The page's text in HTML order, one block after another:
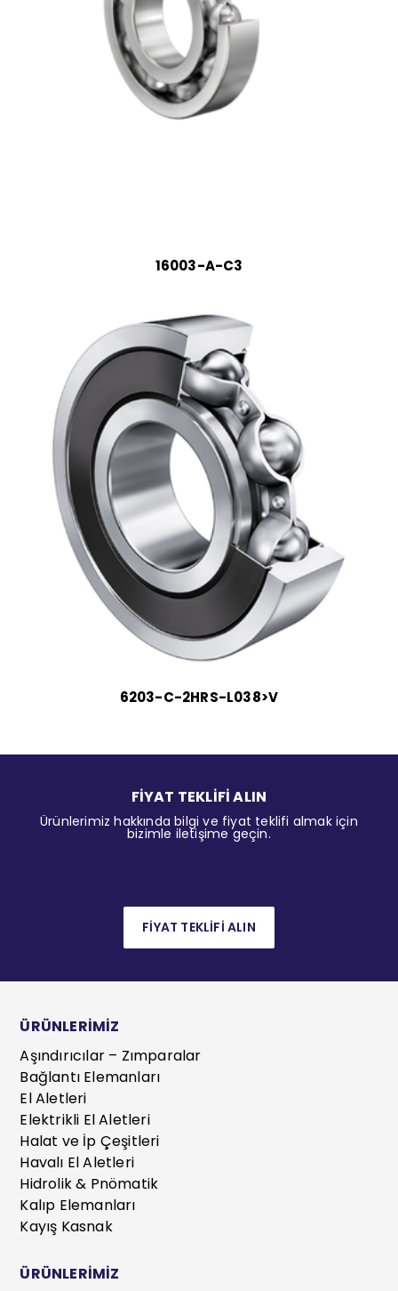
16003-A-C3
6203-C-2HRS-L038>V
FİYAT TEKLİFİ ALIN
Ürünlerimiz hakkında bilgi ve fiyat teklifi almak için
bizimle iletişime geçin.
FİYAT TEKLİFİ ALIN
ÜRÜNLERİMİZ
Aşındırıcılar – Zımparalar
Bağlantı Elemanları
El Aletleri
Elektrikli El Aletleri
Halat ve İp Çeşitleri
Havalı El Aletleri
Hidrolik & Pnömatik
Kalıp Elemanları
Kayış Kasnak
ÜRÜNLERİMİZ